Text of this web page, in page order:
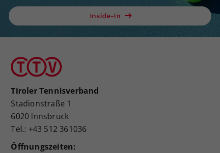
Inside-In
Tiroler Tennisverband
Stadionstraße 1
6020 Innsbruck
Tel.: +43 512 361036
Öffnungszeiten: